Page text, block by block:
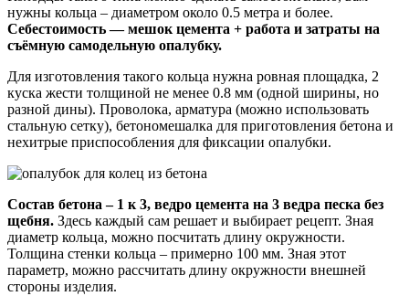
нужны кольца – диаметром около 0.5 метра и более.
Себестоимость — мешок цемента + работа и затраты на
съёмную самодельную опалубку.
Для изготовления такого кольца нужна ровная площадка, 2
куска жести толщиной не менее 0.8 мм (одной ширины, но
разной дины). Проволока, арматура (можно использовать
стальную сетку), бетономешалка для приготовления бетона и
нехитрые приспособления для фиксации опалубки.
Состав бетона – 1 к 3, ведро цемента на 3 ведра песка без
щебня. Здесь каждый сам решает и выбирает рецепт. Зная
диаметр кольца, можно посчитать длину окружности.
Толщина стенки кольца – примерно 100 мм. Зная этот
параметр, можно рассчитать длину окружности внешней
стороны изделия.